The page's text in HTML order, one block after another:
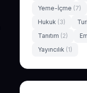
Yeme-İçme (7)
Hukuk (3)
Tanıtım (2)
Yayıncılık (1)